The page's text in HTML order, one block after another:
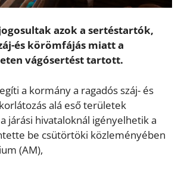
azok a sertéstartók,
és körömfájás miatt a
vágósertést tartott.
a kormány a ragadós száj- és
alá eső területek
járási hivataloknál igényelhetik a
be csütörtöki közleményében
(AM),